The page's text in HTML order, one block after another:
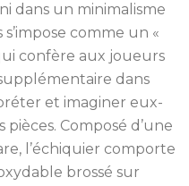
dans un minimalisme
comme un «
confère aux joueurs
dans
et imaginer eux-
Composé d’une
l’échiquier comporte
brossé sur